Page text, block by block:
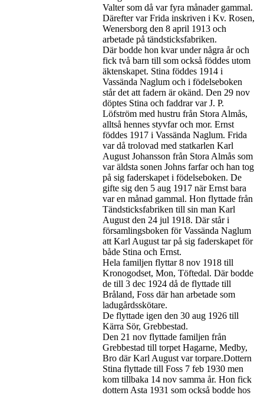
Valter som då var fyra månader gammal.
Därefter var Frida inskriven i Kv. Rosen,
Wenersborg den 8 april 1913 och
arbetade på tändsticksfabriken.
Där bodde hon kvar under några år och
fick två barn till som också föddes utom
äktenskapet. Stina föddes 1914 i
Vassända Naglum och i födelseboken
står det att fadern är okänd. Den 29 nov
döptes Stina och faddrar var J. P.
Löfström med hustru från Stora Almås,
alltså hennes styvfar och mor. Ernst
föddes 1917 i Vassända Naglum. Frida
var då trolovad med statkarlen Karl
August Johansson från Stora Almås som
var äldsta sonen Johns farfar och han tog
på sig faderskapet i födelseboken. De
gifte sig den 5 aug 1917 när Ernst bara
var en månad gammal. Hon flyttade från
Tändsticksfabriken till sin man Karl
August den 24 jul 1918. Där står i
församlingsboken för Vassända Naglum
att Karl August tar på sig faderskapet för
både Stina och Ernst.
Hela familjen flyttar 8 nov 1918 till
Kronogodset, Mon, Töftedal. Där bodde
de till 3 dec 1924 då de flyttade till
Bråland, Foss där han arbetade som
ladugårdsskötare.
De flyttade igen den 30 aug 1926 till
Kärra Sör, Grebbestad.
Den 21 nov flyttade familjen från
Grebbestad till torpet Hagarne, Medby,
Bro där Karl August var torpare.Dottern
Stina flyttade till Foss 7 feb 1930 men
kom tillbaka 14 nov samma år. Hon fick
dottern Asta 1931 som också bodde hos